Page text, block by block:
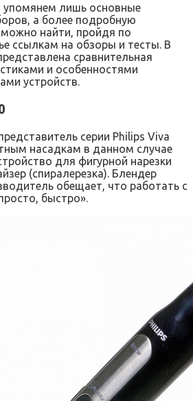
лишь основные
а более подробную
найти, пройдя по
ссылкам на обзоры и тесты. В
сравнительная
и особенностями
устройств.
серии Philips Viva
насадкам в данном случае
для фигурной нарезки
(спиралерезка). Блендер
обещает, что работать с
быстро».